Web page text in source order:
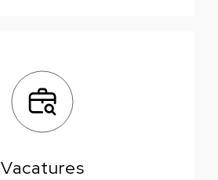
Vacatures